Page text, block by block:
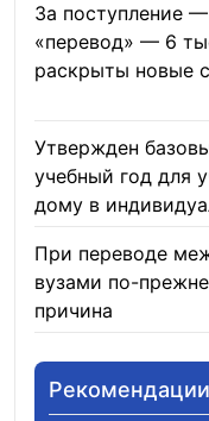
За поступление
«перевод» — 6
раскрыты новые
Утвержден
учебный год для
дому в
При переводе
вузами по-
причина
Рекомендации